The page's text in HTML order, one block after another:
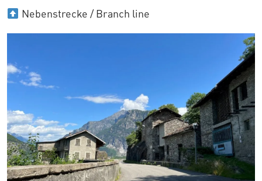
Nebenstrecke / Branch line